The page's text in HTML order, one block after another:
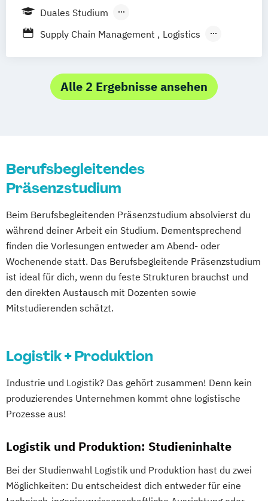
Bad Mergentheim
Mosbach Ravensburg
Villingen-Schwenningen Horb am Neckar
Duales Studium
Berufsbegleitendes Präsenzstudium
Supply Chain Management
Logistics
Alle 2 Ergebnisse ansehen
Berufsbegleitendes
Präsenzstudium
Beim Berufsbegleitenden Präsenzstudium absolvierst du
während deiner Arbeit ein Studium. Dementsprechend
finden die Vorlesungen entweder am Abend- oder
Wochenende statt. Das Berufsbegleitende Präsenzstudium
ist ideal für dich, wenn du feste Strukturen brauchst und
den direkten Austausch mit Dozenten sowie
Mitstudierenden schätzt.
Logistik + Produktion
Industrie und Logistik? Das gehört zusammen! Denn kein
produzierendes Unternehmen kommt ohne logistische
Prozesse aus!
Logistik und Produktion: Studieninhalte
Bei der Studienwahl Logistik und Produktion hast du zwei
Möglichkeiten: Du entscheidest dich entweder für eine